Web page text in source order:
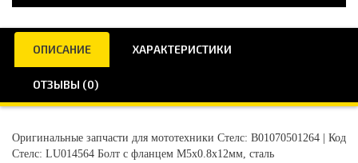
ОПИСАНИЕ ХАРАКТЕРИСТИКИ
ОТЗЫВЫ (0)
Оригинальные запчасти для мототехники Стелс: B01070501264 | Код
Стелс: LU014564 Болт с фланцем М5х0.8х12мм, сталь